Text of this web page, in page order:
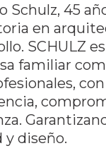
Schulz, 45
en
SCHULZ
familiar
con
y diseño.